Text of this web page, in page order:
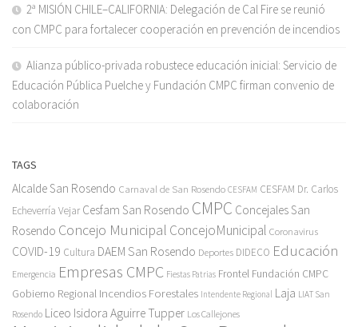
2ª MISIÓN CHILE–CALIFORNIA: Delegación de Cal Fire se reunió
con CMPC para fortalecer cooperación en prevención de incendios
Alianza público-privada robustece educación inicial: Servicio de
Educación Pública Puelche y Fundación CMPC firman convenio de
colaboración
TAGS
Alcalde San Rosendo Carnaval de San Rosendo CESFAM CESFAM Dr. Carlos
Echeverría Vejar Cesfam San Rosendo CMPC Concejales San
Rosendo Concejo Municipal ConcejoMunicipal Coronavirus
COVID-19 Cultura DAEM San Rosendo Deportes DIDECO Educación
Emergencia Empresas CMPC Fiestas Patrias Frontel Fundación CMPC
Gobierno Regional Incendios Forestales Intendente Regional Laja LIAT San
Rosendo Liceo Isidora Aguirre Tupper Los Callejones